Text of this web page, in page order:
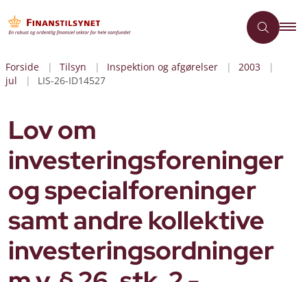
Forside Tilsyn Inspektion og afgørelser
2003
jul
LIS-26-ID14527
Lov om
investeringsforeninger
og specialforeninger
samt andre kollektive
investeringsordninger